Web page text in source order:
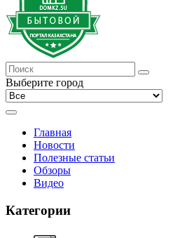
Выберите город
Главная
Новости
Полезные статьи
Обзоры
Видео
Категории